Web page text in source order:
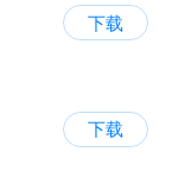
下载
下载